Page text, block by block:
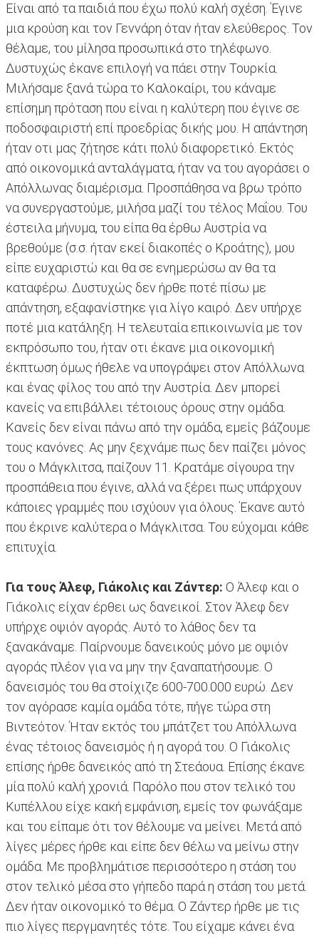
Είναι από τα παιδιά που έχω πολύ καλή σχέση. Έγινε
μια κρούση και τον Γεννάρη όταν ήταν ελεύθερος. Τον
θέλαμε, του μίλησα προσωπικά στο τηλέφωνο.
Δυστυχώς έκανε επιλογή να πάει στην Τουρκία.
Μιλήσαμε ξανά τώρα το Καλοκαίρι, του κάναμε
επίσημη πρόταση που είναι η καλύτερη που έγινε σε
ποδοσφαιριστή επί προεδρίας δικής μου. Η απάντηση
ήταν οτι μας ζήτησε κάτι πολύ διαφορετικό. Εκτός
από οικονομικά ανταλάγματα, ήταν να του αγοράσει ο
Απόλλωνας διαμέρισμα. Προσπάθησα να βρω τρόπο
να συνεργαστούμε, μιλήσα μαζί του τέλος Μαΐου. Του
έστειλα μήνυμα, του είπα θα έρθω Αυστρία να
βρεθούμε (σ.σ. ήταν εκεί διακοπές ο Κροάτης), μου
είπε ευχαριστώ και θα σε ενημερώσω αν θα τα
καταφέρω. Δυστυχώς δεν ήρθε ποτέ πίσω με
απάντηση, εξαφανίστηκε για λίγο καιρό. Δεν υπήρχε
ποτέ μια κατάληξη. Η τελευταία επικοινωνία με τον
εκπρόσωπο του, ήταν οτι έκανε μια οικονομική
έκπτωση όμως ήθελε να υπογράψει στον Απόλλωνα
και ένας φίλος του από την Αυστρία. Δεν μπορεί
κανείς να επιβάλλει τέτοιους όρους στην ομάδα.
Κανείς δεν είναι πάνω από την ομάδα, εμείς βάζουμε
τους κανόνες. Ας μην ξεχνάμε πως δεν παίζει μόνος
του ο Μάγκλιτσα, παίζουν 11. Κρατάμε σίγουρα την
προσπάθεια που έγινε, αλλά να ξέρει πως υπάρχουν
κάποιες γραμμές που ισχύουν για όλους. Έκανε αυτό
που έκρινε καλύτερα ο Μάγκλιτσα. Του εύχομαι κάθε
επιτυχία.
Για τους Άλεφ, Γιάκολις και Ζάντερ: Ο Άλεφ και ο
Γιάκολις είχαν έρθει ως δανεικοί. Στον Άλεφ δεν
υπήρχε οψιόν αγοράς. Αυτό το λάθος δεν τα
ξανακάναμε. Παίρνουμε δανεικούς μόνο με οψιόν
αγοράς πλέον για να μην την ξαναπατήσουμε. Ο
δανεισμός του θα στοίχιζε 600-700.000 ευρώ. Δεν
τον αγόρασε καμία ομάδα τότε, πήγε τώρα στη
Βιντεότον. Ήταν εκτός του μπάτζετ του Απόλλωνα
ένας τέτοιος δανεισμός ή η αγορά του. Ο Γιάκολις
επίσης ήρθε δανεικός από τη Στεάουα. Επίσης έκανε
μία πολύ καλή χρονιά. Παρόλο που στον τελικό του
Κυπέλλου είχε κακή εμφάνιση, εμείς τον φωνάξαμε
και του είπαμε ότι τον θέλουμε να μείνει. Μετά από
λίγες μέρες ήρθε και είπε δεν θέλω να μείνω στην
ομάδα. Με προβλημάτισε περισσότερο η στάση του
στον τελικό μέσα στο γήπεδο παρά η στάση του μετά.
Δεν ήταν οικονομικό το θέμα. Ο Ζάντερ ήρθε με τις
πιο λίγες περγμανητές τότε. Του είχαμε κάνει ένα